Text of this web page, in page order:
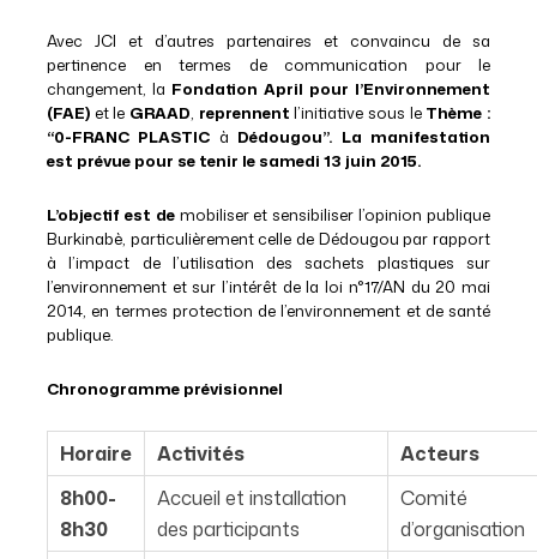
Avec JCI et d’autres partenaires et convaincu de sa
pertinence en termes de communication pour le
changement, la Fondation April pour l’Environnement
(FAE) et le GRAAD, reprennent l’initiative sous le Thème :
“0-FRANC PLASTIC à Dédougou”. La manifestation
est prévue pour se tenir le samedi 13 juin 2015.
L’objectif est de mobiliser et sensibiliser l’opinion publique
Burkinabè, particulièrement celle de Dédougou par rapport
à l’impact de l’utilisation des sachets plastiques sur
l’environnement et sur l’intérêt de la loi n°17/AN du 20 mai
2014, en termes protection de l’environnement et de santé
publique.
Chronogramme prévisionnel
Horaire Activités
Acteurs
8h00-
8h30
Accueil et installation
des participants
Comité
d’organisation